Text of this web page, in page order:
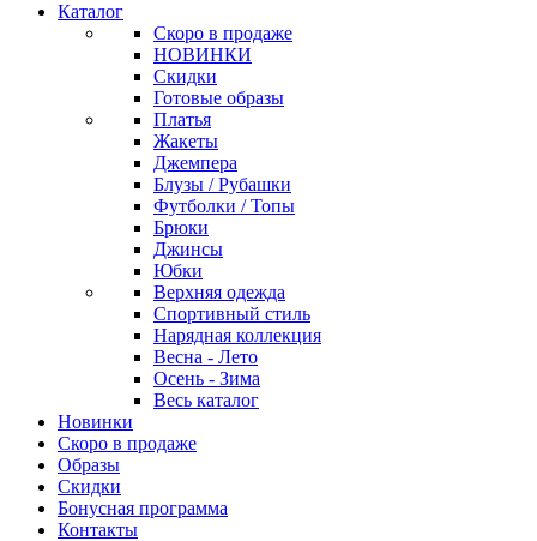
Каталог
Скоро в продаже
НОВИНКИ
Скидки
Готовые образы
Платья
Жакеты
Джемпера
Блузы / Рубашки
Футболки / Топы
Брюки
Джинсы
Юбки
Верхняя одежда
Спортивный стиль
Нарядная коллекция
Весна - Лето
Осень - Зима
Весь каталог
Новинки
Скоро в продаже
Образы
Скидки
Бонусная программа
Контакты